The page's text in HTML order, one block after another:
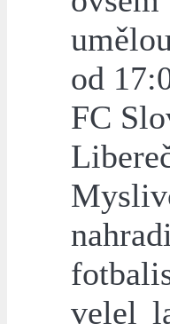
od
FC
velel